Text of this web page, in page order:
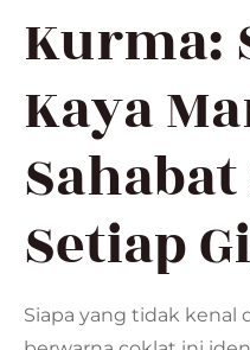
Kurma:
Kaya
Setiap
Siapa yang tidak kenal